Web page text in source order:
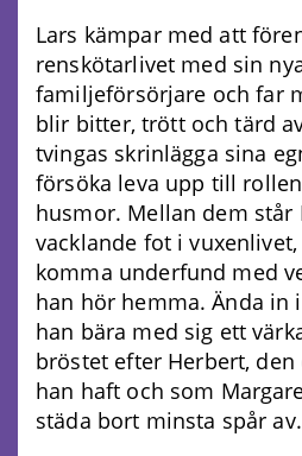
Lars kämpar med att
renskötarlivet med sin
familjeförsörjare och far
blir bitter, trött och tärd
tvingas skrinlägga sina
försöka leva upp till
husmor. Mellan dem står
vacklande fot i
komma underfund med
han hör hemma. Ända in
han bära med sig ett
bröstet efter Herbert,
han haft och som
städa bort minsta spår av.